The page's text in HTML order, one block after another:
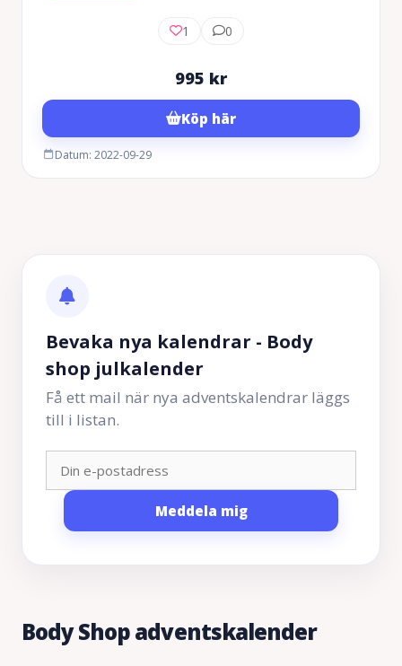
1 0
995 kr
Köp här
Datum: 2022-09-29
Bevaka nya kalendrar - Body
shop julkalender
Få ett mail när nya adventskalendrar läggs
till i listan.
Meddela mig
Body Shop adventskalender